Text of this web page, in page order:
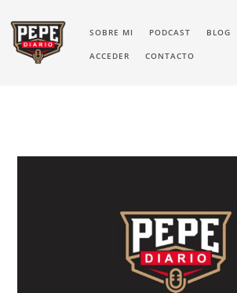
SOBRE MI PODCAST BLOG
ACCEDER CONTACTO